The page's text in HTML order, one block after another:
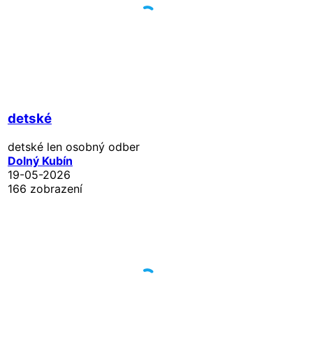
detské
detské len osobný odber
Dolný Kubín
19-05-2026
166 zobrazení